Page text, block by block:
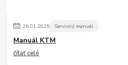
26.01.2025 Servisný manuál
Manuál KTM
čítať celé